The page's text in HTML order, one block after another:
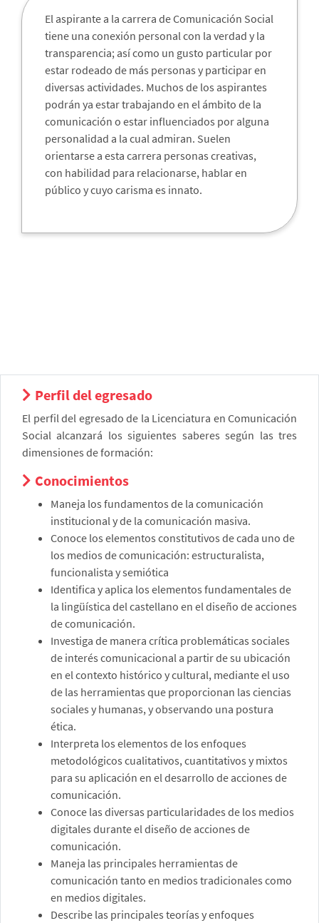
El aspirante a la carrera de Comunicación Social
tiene una conexión personal con la verdad y la
transparencia; así como un gusto particular por
estar rodeado de más personas y participar en
diversas actividades. Muchos de los aspirantes
podrán ya estar trabajando en el ámbito de la
comunicación o estar influenciados por alguna
personalidad a la cual admiran. Suelen
orientarse a esta carrera personas creativas,
con habilidad para relacionarse, hablar en
público y cuyo carisma es innato.
Perfil del egresado
El perfil del egresado de la Licenciatura en Comunicación
Social alcanzará los siguientes saberes según las tres
dimensiones de formación:
Conocimientos
Maneja los fundamentos de la comunicación
institucional y de la comunicación masiva.
Conoce los elementos constitutivos de cada uno de
los medios de comunicación: estructuralista,
funcionalista y semiótica
Identifica y aplica los elementos fundamentales de
la lingüística del castellano en el diseño de acciones
de comunicación.
Investiga de manera crítica problemáticas sociales
de interés comunicacional a partir de su ubicación
en el contexto histórico y cultural, mediante el uso
de las herramientas que proporcionan las ciencias
sociales y humanas, y observando una postura
ética.
Interpreta los elementos de los enfoques
metodológicos cualitativos, cuantitativos y mixtos
para su aplicación en el desarrollo de acciones de
comunicación.
Conoce las diversas particularidades de los medios
digitales durante el diseño de acciones de
comunicación.
Maneja las principales herramientas de
comunicación tanto en medios tradicionales como
en medios digitales.
Describe las principales teorías y enfoques